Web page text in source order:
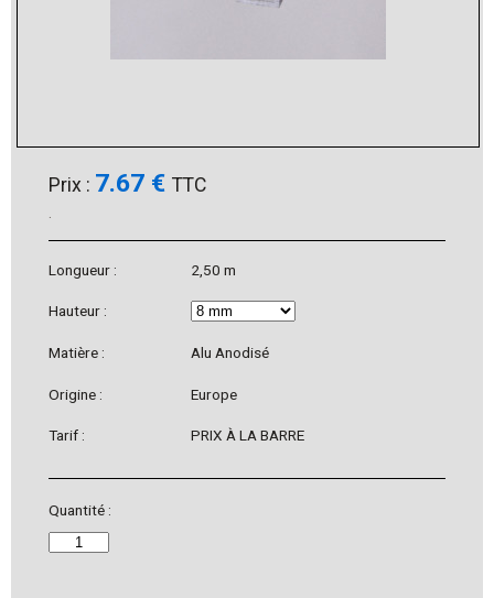
Prix : 7.67 €TTC
.
Longueur : 2,50 m
Hauteur :
Matière : Alu Anodisé
Origine : Europe
Tarif : PRIX À LA BARRE
Quantité :